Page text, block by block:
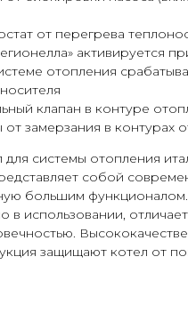
от перегрева
активируется
отопления
клапан в контуре
замерзания в контурах
для системы отопления
собой
большим
в использовании,
защищают котел от